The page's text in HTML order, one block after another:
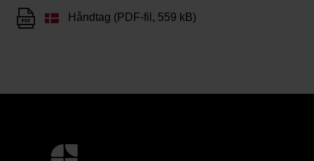
Håndtag (PDF-fil, 559 kB)
Yderligere